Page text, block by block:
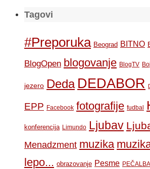
Tagovi
#Preporuka Beograd BITNO
BlogOpen blogovanje BlogTV
jezero Deda DEDABOR
EPP Facebook fotografije fudbal
konferencija Limundo Ljubav
Menadzment muzika
lepo... obrazovanje Pesme